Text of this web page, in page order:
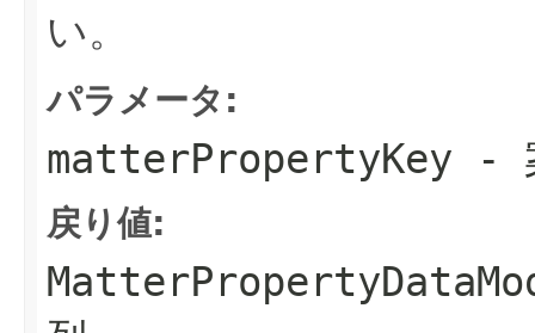
い。
パラメータ:
matterPropertyKey -
戻り値: